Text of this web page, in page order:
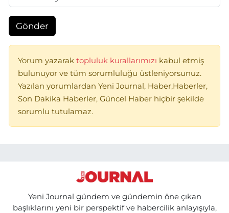
Gönder
Yorum yazarak topluluk kurallarımızı kabul etmiş
bulunuyor ve tüm sorumluluğu üstleniyorsunuz.
Yazılan yorumlardan Yeni Journal, Haber,Haberler,
Son Dakika Haberler, Güncel Haber hiçbir şekilde
sorumlu tutulamaz.
Yeni Journal gündem ve gündemin öne çıkan
başlıklarını yeni bir perspektif ve habercilik anlayışıyla,